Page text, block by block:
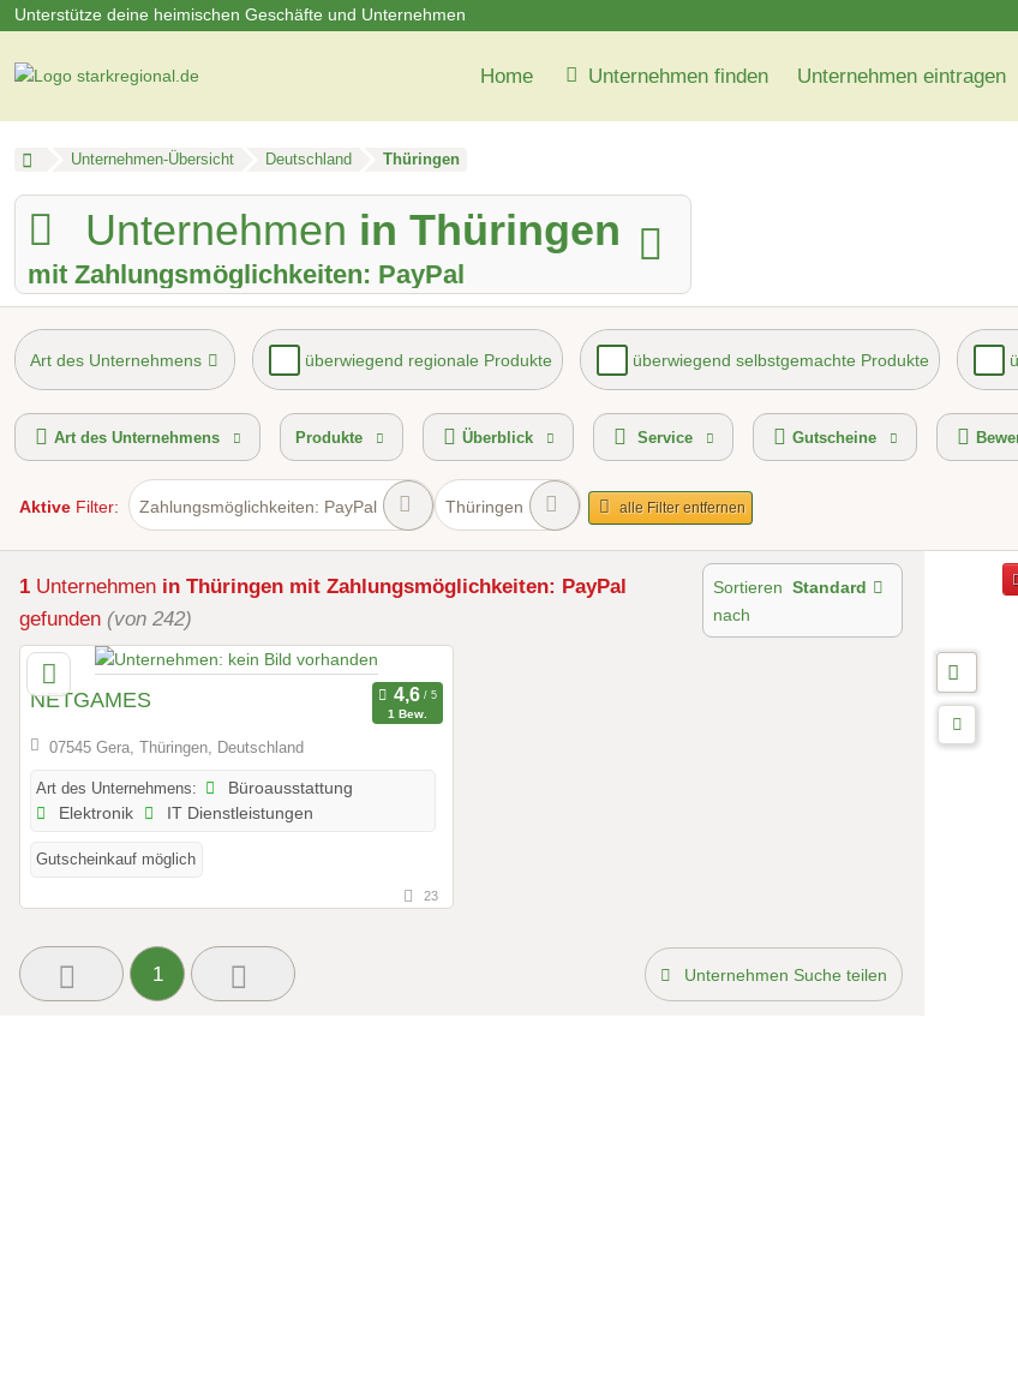
Unterstütze deine heimischen Geschäfte und Unternehmen
Home Unternehmen finden Unternehmen eintragen
Unternehmen-Übersicht Deutschland Thüringen
Unternehmen in Thüringen
mit Zahlungsmöglichkeiten: PayPal
Art des Unternehmens überwiegend regionale Produkte überwiegend selbstgemachte Produkte
Mindestbestellwert Lieferservice Hol- und Bringservice kontaktlose Selbstabholung
Art des Unternehmens Produkte Überblick Service Gutscheine
Aktive Filter: Zahlungsmöglichkeiten: PayPal Thüringen alle Filter entfernen
1 Unternehmen in Thüringen mit Zahlungsmöglichkeiten: PayPal
gefunden (von 242)
Sortieren
nach
Standard
NETGAMES
1 Bew.
07545 Gera, Thüringen, Deutschland
Art des Unternehmens:
Büroausstattung
Elektronik
IT Dienstleistungen
Gutscheinkauf möglich
23
1 Unternehmen Suche teilen